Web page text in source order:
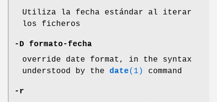
Utiliza la fecha estándar al iterar
los ficheros
-D formato-fecha
override date format, in the syntax
understood by the date(1) command
-r